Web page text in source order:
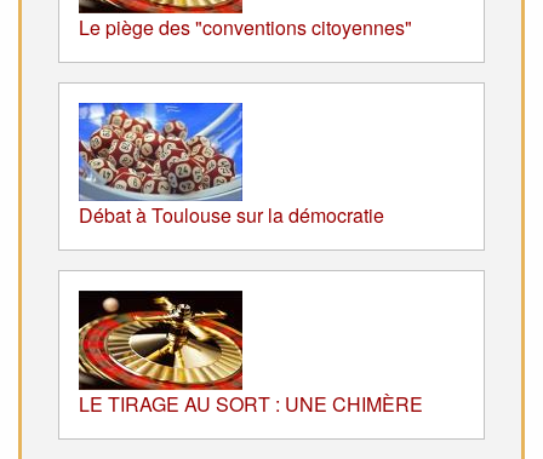
Le piège des "conventions citoyennes"
Débat à Toulouse sur la démocratie
LE TIRAGE AU SORT : UNE CHIMÈRE